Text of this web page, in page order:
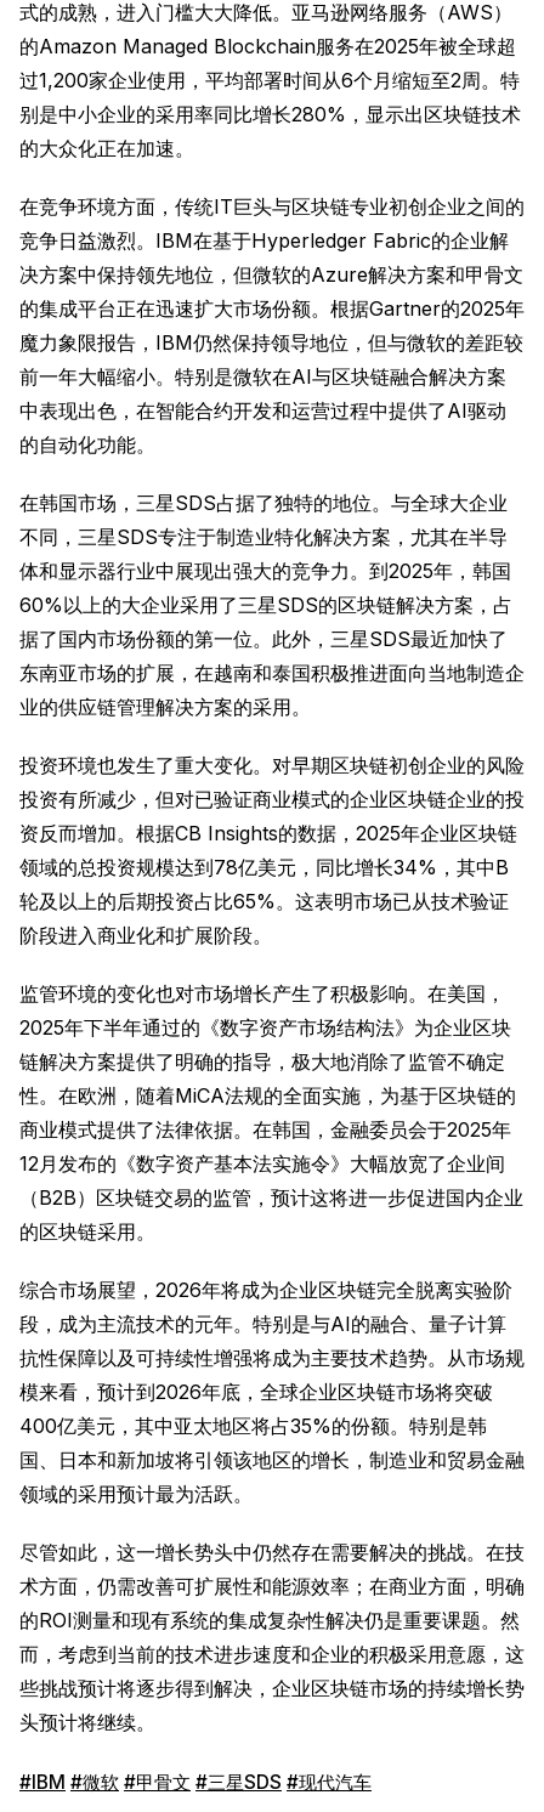
式的成熟，进入门槛大大降低。亚马逊网络服务（AWS）
的Amazon Managed Blockchain服务在2025年被全球超
过1,200家企业使用，平均部署时间从6个月缩短至2周。特
别是中小企业的采用率同比增长280%，显示出区块链技术
的大众化正在加速。
在竞争环境方面，传统IT巨头与区块链专业初创企业之间的
竞争日益激烈。IBM在基于Hyperledger Fabric的企业解
决方案中保持领先地位，但微软的Azure解决方案和甲骨文
的集成平台正在迅速扩大市场份额。根据Gartner的2025年
魔力象限报告，IBM仍然保持领导地位，但与微软的差距较
前一年大幅缩小。特别是微软在AI与区块链融合解决方案
中表现出色，在智能合约开发和运营过程中提供了AI驱动
的自动化功能。
在韩国市场，三星SDS占据了独特的地位。与全球大企业
不同，三星SDS专注于制造业特化解决方案，尤其在半导
体和显示器行业中展现出强大的竞争力。到2025年，韩国
60%以上的大企业采用了三星SDS的区块链解决方案，占
据了国内市场份额的第一位。此外，三星SDS最近加快了
东南亚市场的扩展，在越南和泰国积极推进面向当地制造企
业的供应链管理解决方案的采用。
投资环境也发生了重大变化。对早期区块链初创企业的风险
投资有所减少，但对已验证商业模式的企业区块链企业的投
资反而增加。根据CB Insights的数据，2025年企业区块链
领域的总投资规模达到78亿美元，同比增长34%，其中B
轮及以上的后期投资占比65%。这表明市场已从技术验证
阶段进入商业化和扩展阶段。
监管环境的变化也对市场增长产生了积极影响。在美国，
2025年下半年通过的《数字资产市场结构法》为企业区块
链解决方案提供了明确的指导，极大地消除了监管不确定
性。在欧洲，随着MiCA法规的全面实施，为基于区块链的
商业模式提供了法律依据。在韩国，金融委员会于2025年
12月发布的《数字资产基本法实施令》大幅放宽了企业间
（B2B）区块链交易的监管，预计这将进一步促进国内企业
的区块链采用。
综合市场展望，2026年将成为企业区块链完全脱离实验阶
段，成为主流技术的元年。特别是与AI的融合、量子计算
抗性保障以及可持续性增强将成为主要技术趋势。从市场规
模来看，预计到2026年底，全球企业区块链市场将突破
400亿美元，其中亚太地区将占35%的份额。特别是韩
国、日本和新加坡将引领该地区的增长，制造业和贸易金融
领域的采用预计最为活跃。
尽管如此，这一增长势头中仍然存在需要解决的挑战。在技
术方面，仍需改善可扩展性和能源效率；在商业方面，明确
的ROI测量和现有系统的集成复杂性解决仍是重要课题。然
而，考虑到当前的技术进步速度和企业的积极采用意愿，这
些挑战预计将逐步得到解决，企业区块链市场的持续增长势
头预计将继续。
#IBM #微软 #甲骨文 #三星SDS #现代汽车